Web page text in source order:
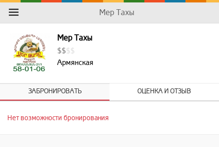
Мер Тахы
Мер Тахы
$$$$
Армянская
ЗАБРОНИРОВАТЬ ОЦЕНКА И ОТЗЫВ
Нет возможности бронирования